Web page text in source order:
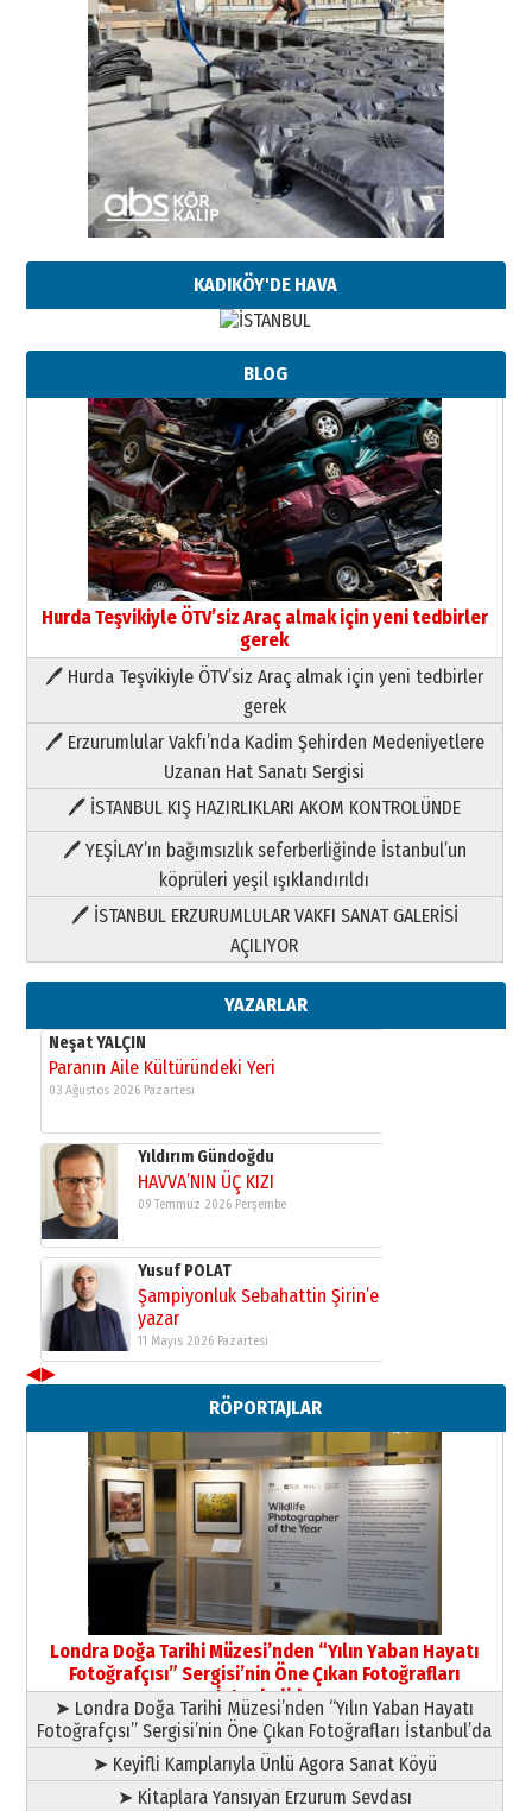
KADIKÖY'DE HAVA
BLOG
Hurda Teşvikiyle ÖTV’siz Araç almak için yeni tedbirler
gerek
🖊 Hurda Teşvikiyle ÖTV’siz Araç almak için yeni tedbirler
gerek
🖊 Erzurumlular Vakfı’nda Kadim Şehirden Medeniyetlere
Uzanan Hat Sanatı Sergisi
🖊 İSTANBUL KIŞ HAZIRLIKLARI AKOM KONTROLÜNDE
🖊 YEŞİLAY’ın bağımsızlık seferberliğinde İstanbul’un
köprüleri yeşil ışıklandırıldı
🖊 İSTANBUL ERZURUMLULAR VAKFI SANAT GALERİSİ
AÇILIYOR
YAZARLAR
Paranın Aile Kültüründeki Yeri
03 Ağustos 2026 Pazartesi
Yıldırım Gündoğdu
HAVVA’NIN ÜÇ KIZI
09 Temmuz 2026 Perşembe
Yusuf POLAT
Şampiyonluk Sebahattin Şirin’e
yazar
11 Mayıs 2026 Pazartesi
Neşat YALÇIN
Paranın Aile Kültüründeki Yeri
03 Ağustos 2026 Pazartesi
Yıldırım Gündoğdu
HAVVA’NIN ÜÇ KIZI
09 Temmuz 2026 Perşembe
Yusuf POLAT
Şampiyonluk Sebahattin Şirin’e
yazar
11 Mayıs 2026 Pazartesi
Neşat YALÇIN
Paranın Aile Kültüründeki Yeri
03 Ağustos 2026 Pazartesi
Yıldırım Gündoğdu
HAVVA’NIN ÜÇ KIZI
09 Temmuz 2026 Perşembe
Yusuf POLAT
Şampiyonluk Sebahattin Şirin’e
yazar
11 Mayıs 2026 Pazartesi
◀▶
RÖPORTAJLAR
Londra Doğa Tarihi Müzesi’nden “Yılın Yaban Hayatı
Fotoğrafçısı” Sergisi’nin Öne Çıkan Fotoğrafları
İstanbul’da
➤ Londra Doğa Tarihi Müzesi’nden “Yılın Yaban Hayatı
Fotoğrafçısı” Sergisi’nin Öne Çıkan Fotoğrafları İstanbul’da
➤ Keyifli Kamplarıyla Ünlü Agora Sanat Köyü
➤ Kitaplara Yansıyan Erzurum Sevdası